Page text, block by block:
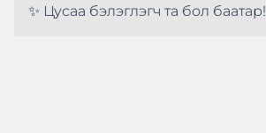
✨ Цусаа бэлэглэгч та бол баатар!